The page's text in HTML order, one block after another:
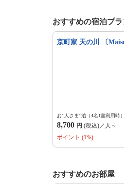
おすすめの宿泊プラ
京町家 天の川 〔
お1人さま1泊（4名1室利用時）
8,700 円 (税込)／人～
ポイント (1%)
おすすめのお部屋